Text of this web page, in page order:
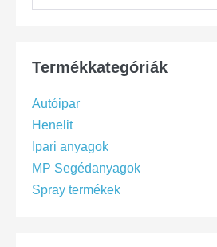
Termékkategóriák
Autóipar
Henelit
Ipari anyagok
MP Segédanyagok
Spray termékek